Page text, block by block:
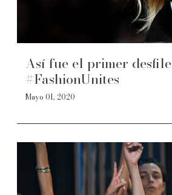
Así fue el primer desfile
#FashionUnites
Mayo 01, 2020